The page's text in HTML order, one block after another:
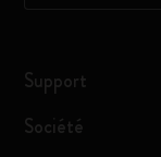
Support
Société